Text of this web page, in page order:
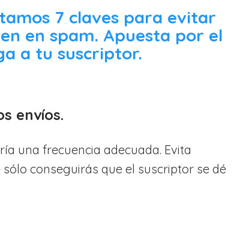
7 claves para evitar
en spam. Apuesta por el
a tu suscriptor.
envíos.
una frecuencia adecuada. Evita
conseguirás que el suscriptor se dé